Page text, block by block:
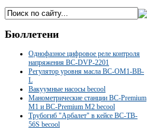
Бюллетени
Однофазное цифровое реле контроля
напряжения BC-DVP-2201
Регулятор уровня масла BC-OM1-BB-
L
Вакуумные насосы becool
Манометрические станции BC-Premium
M1 и BC-Premium M2 becool
Трубогиб "Арбалет" в кейсе BC-TB-
56S becool